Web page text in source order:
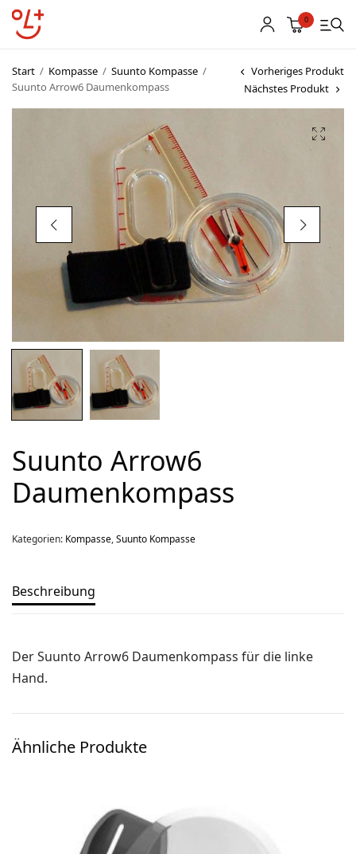
0
Start / Kompasse / Suunto Kompasse /
Suunto Arrow6 Daumenkompass
Vorheriges Produkt
Nächstes Produkt
Suunto Arrow6
Daumenkompass
Kategorien: Kompasse,Suunto Kompasse
Beschreibung
Der Suunto Arrow6 Daumenkompass für die linke
Hand.
Ähnliche Produkte
Shop
Vereinsbekleidung
Startnummern
Textildruck
OL Karten
Agenda
Links
Über uns
Team
Kontakt
Produkt-Kategorien
Aktion
Kartenaufnahme
Medizinische Artikel
OL-Ausrüstung
Schuhe
Ski-OL / Bike-OL
Vereinsmaterial
Winterartikel